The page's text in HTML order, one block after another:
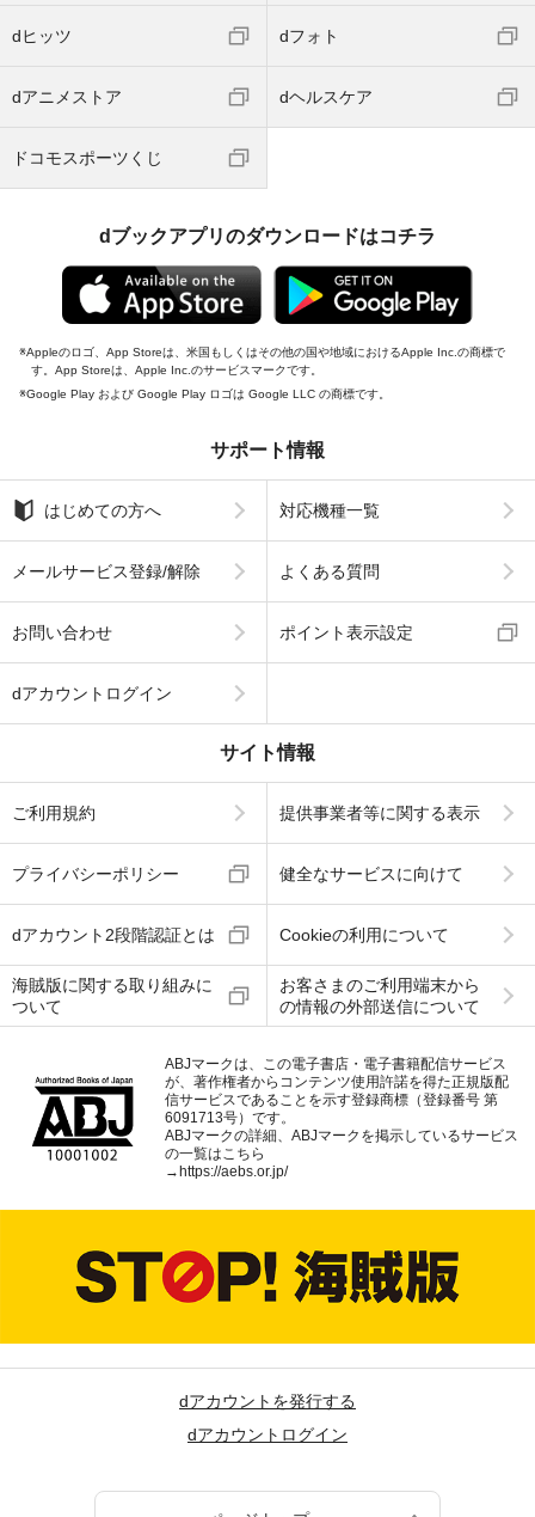
dヒッツ dフォト
dアニメストア dヘルスケア
ドコモスポーツくじ
dブックアプリのダウンロードはコチラ
Appleのロゴ、App Storeは、米国もしくはその他の国や地域におけるApple Inc.の商標で
す。App Storeは、Apple Inc.のサービスマークです。
Google Play および Google Play ロゴは Google LLC の商標です。
サポート情報
はじめての方へ 対応機種一覧
メールサービス登録/解除 よくある質問
お問い合わせ ポイント表示設定
dアカウントログイン
サイト情報
ご利用規約 提供事業者等に関する表示
プライバシーポリシー 健全なサービスに向けて
dアカウント2段階認証とは Cookieの利用について
海賊版に関する取り組みに
ついて
お客さまのご利用端末から
の情報の外部送信について
ABJマークは、この電子書店・電子書籍配信サービス
が、著作権者からコンテンツ使用許諾を得た正規版配
信サービスであることを示す登録商標（登録番号 第
6091713号）です。
ABJマークの詳細、ABJマークを掲示しているサービス
の一覧はこちら
→ https://aebs.or.jp/
dアカウントを発行する
dアカウントログイン